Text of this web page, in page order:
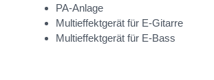
PA-Anlage
Multieffektgerät für E-Gitarre
Multieffektgerät für E-Bass